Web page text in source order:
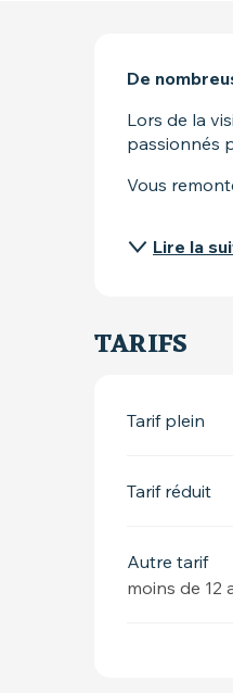
De
Lors de la
passionnés
Vous
Lire la
TARIFS
Tarif plein
Tarif réduit
Autre tarif
moins de 12